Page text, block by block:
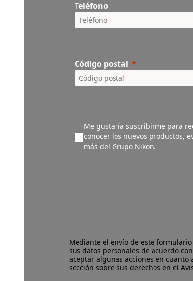
Teléfono
Código postal
Me gustaría suscribirme para
conocer los nuevos productos,
más del Grupo Nikon.
Mediante el envío de este formulario
sus datos personales de acuerdo
aceptar algunas acciones en cuanto
sección sobre sus derechos en el